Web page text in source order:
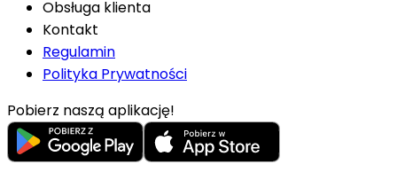
Obsługa klienta
Kontakt
Regulamin
Polityka Prywatności
Pobierz naszą aplikację!